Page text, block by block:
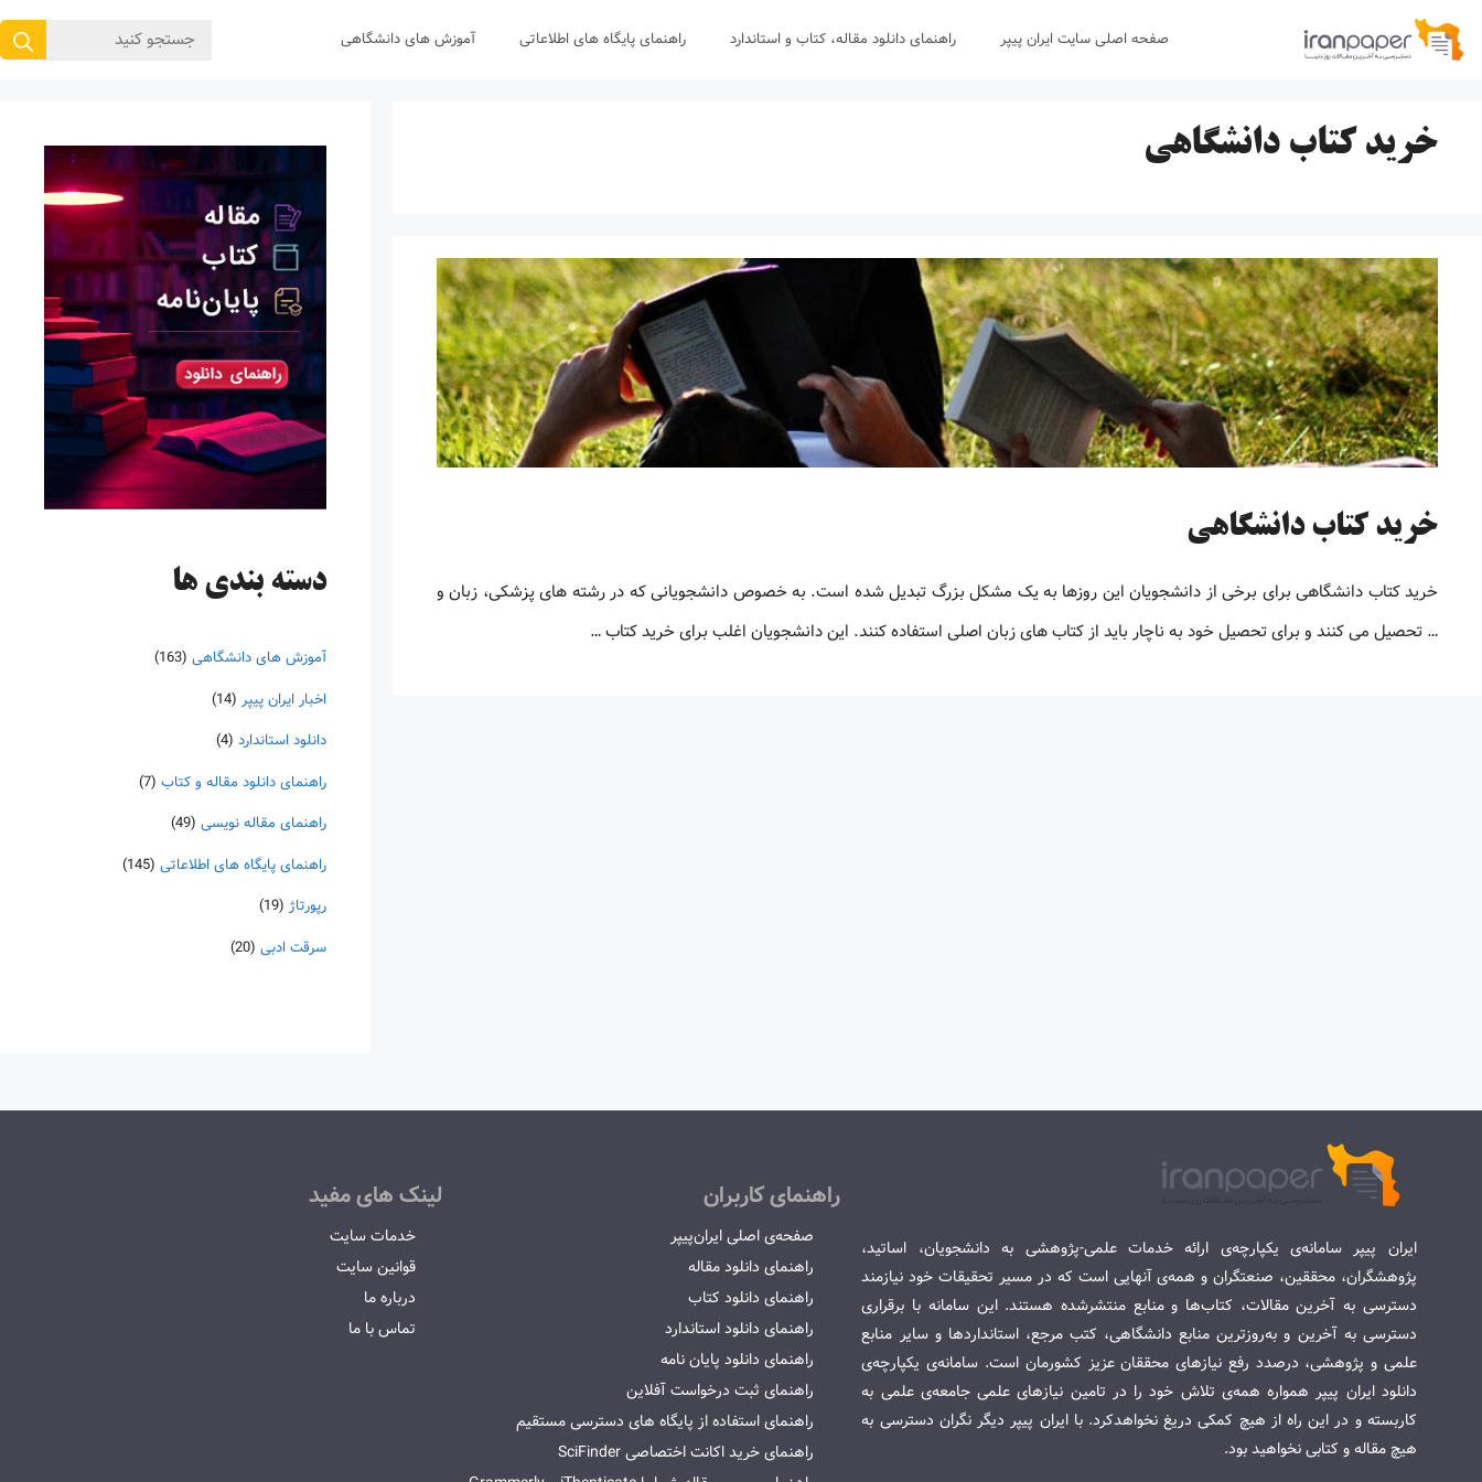
پرش
صفحه اصلی سایت ایران پیپر راهنمای دانلود مقاله، کتاب و استاندارد راهنمای پایگاه های اطلاعاتی آموزش های دانشگاهی
جستجوی
خرید کتاب دانشگاهی
خرید کتاب دانشگاهی
خرید کتاب دانشگاهی برای برخی از دانشجویان این روزها به یک مشکل بزرگ تبدیل شده است. به خصوص دانشجویانی که در رشته های پزشکی، زبان و
… تحصیل می کنند و برای تحصیل خود به ناچار باید از کتاب های زبان اصلی استفاده کنند. این دانشجویان اغلب برای خرید کتاب …
دسته‌ بندی ها
آموزش های دانشگاهی (163)
اخبار ایران پیپر (14)
دانلود استاندارد (4)
راهنمای دانلود مقاله و کتاب (7)
راهنمای مقاله نویسی (49)
راهنمای پایگاه های اطلاعاتی (145)
رپورتاژ (19)
سرقت ادبی (20)
ایران پیپر سامانه‌ی یکپارچه‌ی ارائه خدمات علمی-پژوهشی به دانشجویان، اساتید،
پژوهشگران، محققین، صنعتگران و همه‌ی آنهایی است که در مسیر تحقیقات خود نیازمند
دسترسی به آخرین مقالات، کتاب‌ها و منابع منتشرشده هستند. این سامانه با برقراری
دسترسی به آخرین و به‌روزترین منابع دانشگاهی، کتب مرجع، استانداردها و سایر منابع
علمی و پژوهشی، درصدد رفع نیازهای محققان عزیز کشورمان است. سامانه‌ی یکپارچه‌ی
دانلود ایران پیپر همواره همه‌ی تلاش خود را در تامین نیازهای علمی جامعه‌ی علمی به
کاربسته و در این راه از هیچ کمکی دریغ نخواهدکرد. با ایران پیپر دیگر نگران دسترسی به
هیچ مقاله و کتابی نخواهید بود.
راهنمای کاربران
صفحه‌ی اصلی ایران‌پیپر
راهنمای دانلود مقاله
راهنمای دانلود کتاب
راهنمای دانلود استاندارد
راهنمای دانلود پایان نامه
راهنمای ثبت درخواست آفلاین
راهنمای استفاده از پایگاه های دسترسی مستقیم
راهنمای خرید اکانت اختصاصی SciFinder
لینک های مفید
خدمات سایت
قوانین سایت
درباره ما
تماس با ما